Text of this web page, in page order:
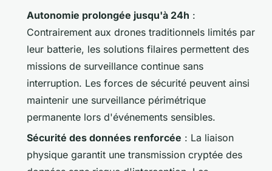
Autonomie prolongée jusqu'à 24h :
Contrairement aux drones traditionnels limités par
leur batterie, les solutions filaires permettent des
missions de surveillance continue sans
interruption. Les forces de sécurité peuvent ainsi
maintenir une surveillance périmétrique
permanente lors d'événements sensibles.
Sécurité des données renforcée : La liaison
physique garantit une transmission cryptée des